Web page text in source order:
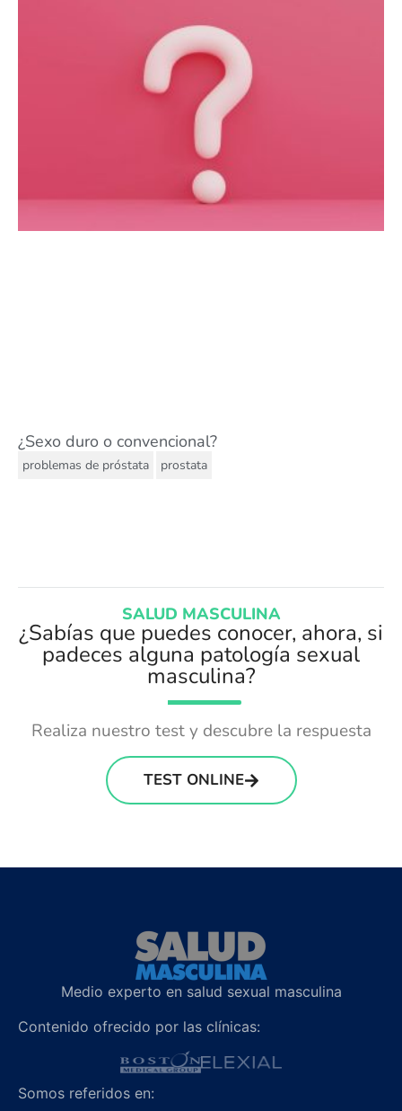
¿Sexo duro o convencional?
problemas de próstata prostata
SALUD MASCULINA
¿Sabías que puedes conocer, ahora, si
padeces alguna patología sexual
masculina?
Realiza nuestro test y descubre la respuesta
TEST ONLINE
Medio experto en salud sexual masculina
Contenido ofrecido por las clínicas:
Somos referidos en: